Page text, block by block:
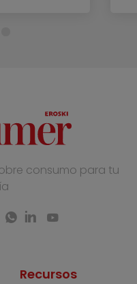
consumo para tu
Recursos